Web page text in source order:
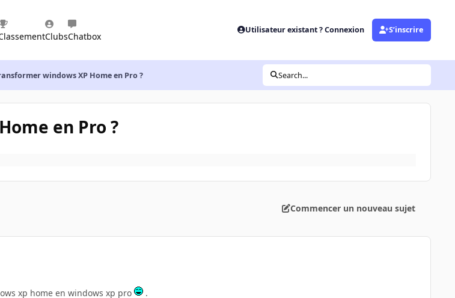
ClubsChatbox
Utilisateur existant ? Connexion S’inscrire
windows XP Home en Pro ? Search...
en Pro ?
Commencer un nouveau sujet
xp home en windows xp pro
.